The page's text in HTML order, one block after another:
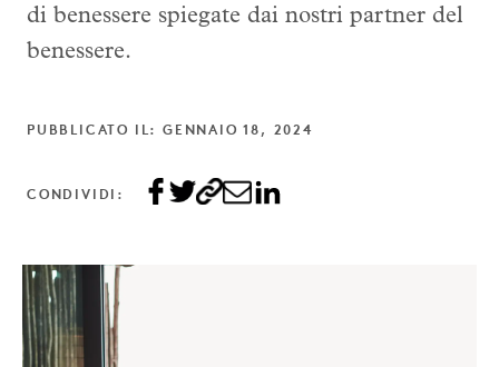
di benessere spiegate dai nostri partner del
benessere.
PUBBLICATO IL: GENNAIO 18, 2024
CONDIVIDI: